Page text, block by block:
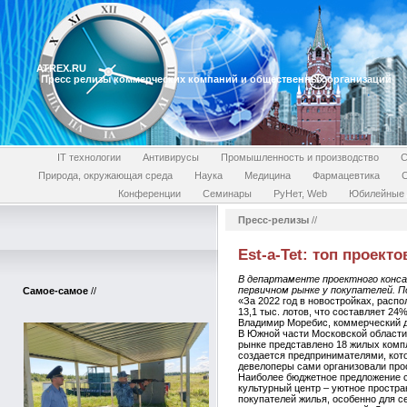
ATREX.RU
Пресс релизы коммерческих компаний и общественных организаций
IT технологии Антивирусы Промышленность и производство
Природа, окружающая среда
Наука Медицина Фармацевтика
Конференции
Семинары РуНет, Web Юбилейные
Самое-самое //
Пресс-релизы //
Est-a-Tet: топ
В департаменте проектного
первичном рынке у покупателей.
«За 2022 год в новостройках,
13,1 тыс. лотов, что составляет
Владимир Моребис, коммерческий
В Южной части Московской
рынке представлено 18 жилых
создается предпринимателями,
девелоперы сами организовали
Наиболее бюджетное предложение
культурный центр – уютное
покупателей жилья, особенно для